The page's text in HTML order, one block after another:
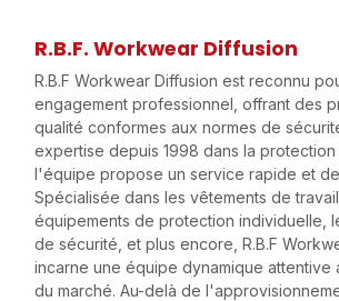
R.B.F. Workwear Diffusion
R.B.F Workwear Diffusion est reconnu
engagement professionnel, offrant des
qualité conformes aux normes de
expertise depuis 1998 dans la protection
l'équipe propose un service rapide et
Spécialisée dans les vêtements de
équipements de protection individuelle,
de sécurité, et plus encore, R.B.F
incarne une équipe dynamique attentive
du marché. Au-delà de